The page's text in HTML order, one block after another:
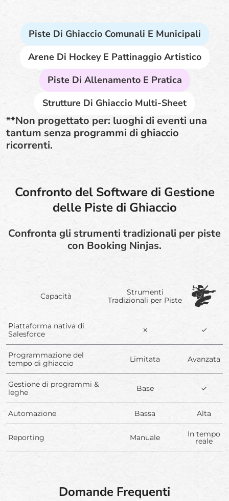
Piste Di Ghiaccio Comunali E Municipali
Arene Di Hockey E Pattinaggio Artistico
Piste Di Allenamento E Pratica
Strutture Di Ghiaccio Multi-Sheet
**Non progettato per: luoghi di eventi una
tantum senza programmi di ghiaccio
ricorrenti.
Confronto del Software di Gestione
delle Piste di Ghiaccio
Confronta gli strumenti tradizionali per piste
con Booking Ninjas.
Capacità
Strumenti
Tradizionali per Piste
Piattaforma nativa di
Salesforce
✗ ✓
Programmazione del
tempo di ghiaccio
Limitata Avanzata
Gestione di programmi &
leghe
Base ✓
Automazione Bassa Alta
Reporting Manuale In tempo
reale
Domande Frequenti